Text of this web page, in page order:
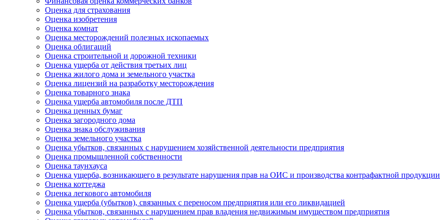
Оценка для страхования
Оценка изобретения
Оценка комнат
Оценка месторождений полезных ископаемых
Оценка облигаций
Оценка строительной и дорожной техники
Оценка ущерба от действия третьих лиц
Оценка жилого дома и земельного участка
Оценка лицензий на разработку месторождения
Оценка товарного знака
Оценка ущерба автомобиля после ДТП
Оценка ценных бумаг
Оценка загородного дома
Оценка знака обслуживания
Оценка земельного участка
Оценка убытков, связанных с нарушением хозяйственной деятельности предприятия
Оценка промышленной собственности
Оценка таунхауса
Оценка ущерба, возникающего в результате нарушения прав на ОИС и производства контрафактной продукции
Оценка коттеджа
Оценка легкового автомобиля
Оценка ущерба (убытков), связанных с переносом предприятия или его ликвидацией
Оценка убытков, связанных с нарушением прав владения недвижимым имуществом предприятия